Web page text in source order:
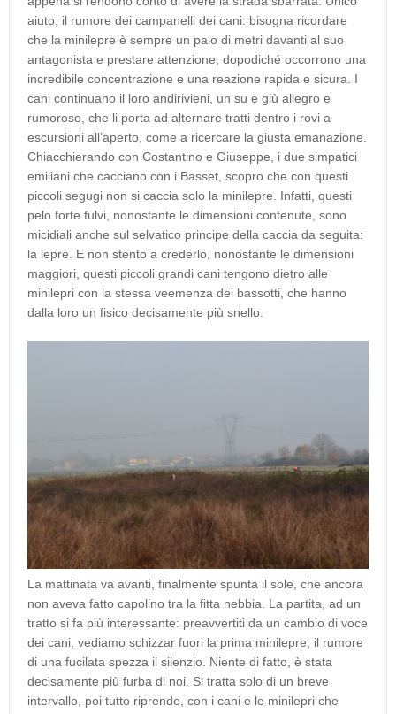
aiuto, il rumore dei campanelli dei cani: bisogna ricordare
che la minilepre è sempre un paio di metri davanti al suo
antagonista e prestare attenzione, dopodiché occorrono una
incredibile concentrazione e una reazione rapida e sicura. I
cani continuano il loro andirivieni, un su e giù allegro e
rumoroso, che li porta ad alternare tratti dentro i rovi a
escursioni all’aperto, come a ricercare la giusta emanazione.
Chiacchierando con Costantino e Giuseppe, i due simpatici
emiliani che cacciano con i Basset, scopro che con questi
piccoli segugi non si caccia solo la minilepre. Infatti, questi
pelo forte fulvi, nonostante le dimensioni contenute, sono
micidiali anche sul selvatico principe della caccia da seguita:
la lepre. E non stento a crederlo, nonostante le dimensioni
maggiori, questi piccoli grandi cani tengono dietro alle
minilepri con la stessa veemenza dei bassotti, che hanno
dalla loro un fisico decisamente più snello.
La mattinata va avanti, finalmente spunta il sole, che ancora
non aveva fatto capolino tra la fitta nebbia. La partita, ad un
tratto si fa più interessante: preavvertiti da un cambio di voce
dei cani, vediamo schizzar fuori la prima minilepre, il rumore
di una fucilata spezza il silenzio. Niente di fatto, è stata
decisamente più furba di noi. Si tratta solo di un breve
intervallo, poi tutto riprende, con i cani e le minilepri che